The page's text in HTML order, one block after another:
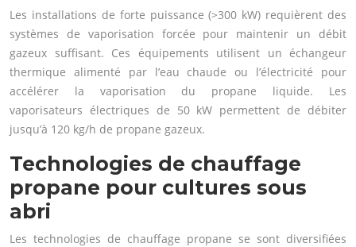
Les installations de forte puissance (>300 kW) requièrent des
systèmes de vaporisation forcée pour maintenir un débit
gazeux suffisant. Ces équipements utilisent un échangeur
thermique alimenté par l’eau chaude ou l’électricité pour
accélérer la vaporisation du propane liquide. Les
vaporisateurs électriques de 50 kW permettent de débiter
jusqu’à 120 kg/h de propane gazeux.
Technologies de chauffage
propane pour cultures sous
abri
Les technologies de chauffage propane se sont diversifiées